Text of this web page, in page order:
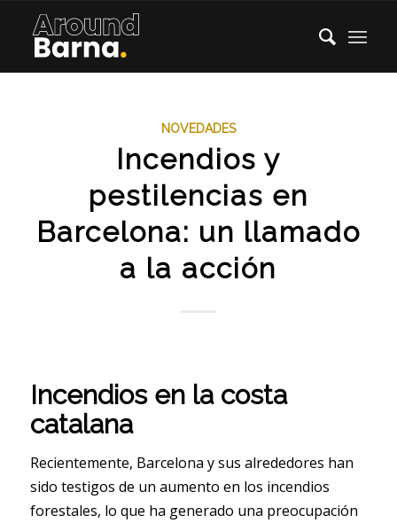
NOVEDADES
Incendios y
pestilencias en
Barcelona: un llamado
a la acción
Incendios en la costa
catalana
Recientemente, Barcelona y sus alrededores han
sido testigos de un aumento en los incendios
forestales, lo que ha generado una preocupación